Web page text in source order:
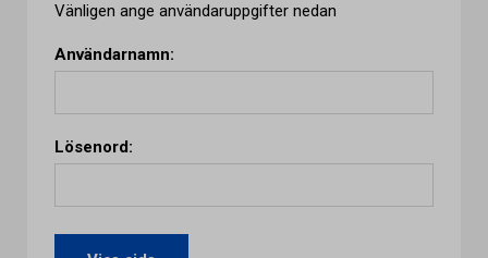
Vänligen ange användaruppgifter nedan
Användarnamn:
Lösenord: